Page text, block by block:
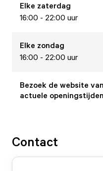
Elke zaterdag
16:00 - 22:00 uur
Elke zondag
16:00 - 22:00 uur
Bezoek de website
actuele
Contact